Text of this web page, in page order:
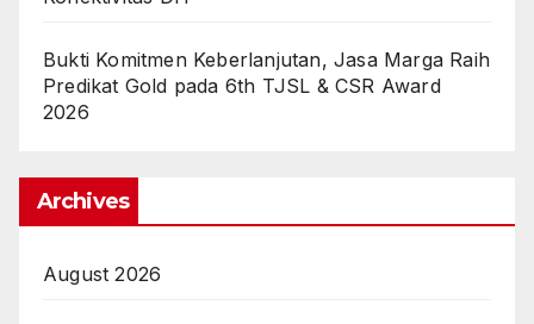
Bukti Komitmen Keberlanjutan, Jasa Marga Raih
Predikat Gold pada 6th TJSL & CSR Award
2026
Archives
August 2026